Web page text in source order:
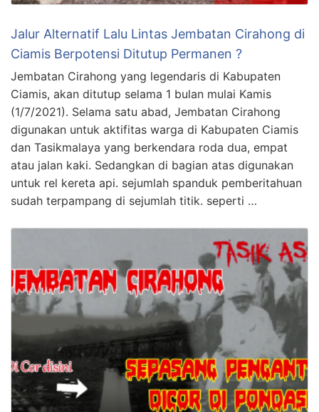
Jalur Alternatif Lalu Lintas Jembatan Cirahong di
Ciamis Berpotensi Ditutup Permanen ?
Jembatan Cirahong yang legendaris di Kabupaten
Ciamis, akan ditutup selama 1 bulan mulai Kamis
(1/7/2021). Selama satu abad, Jembatan Cirahong
digunakan untuk aktifitas warga di Kabupaten Ciamis
dan Tasikmalaya yang berkendara roda dua, empat
atau jalan kaki. Sedangkan di bagian atas digunakan
untuk rel kereta api. sejumlah spanduk pemberitahuan
sudah terpampang di sejumlah titik. seperti …